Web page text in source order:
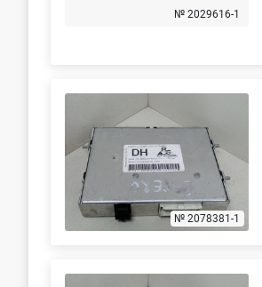
№ 2029616-1
№ 2078381-1